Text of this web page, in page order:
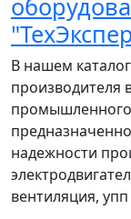
В нашем
производителя
надежности
вентиляция,